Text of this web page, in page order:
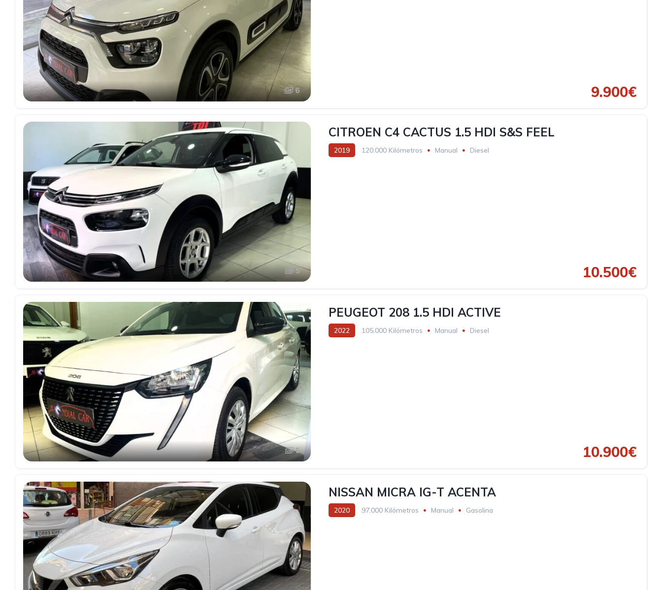
6 9.900€
5
CITROEN C4 CACTUS 1.5 HDI S&S FEEL
2019 120.000 Kilómetros Manual Diesel
10.500€
5
PEUGEOT 208 1.5 HDI ACTIVE
2022 105.000 Kilómetros Manual Diesel
10.900€
NISSAN MICRA IG-T ACENTA
2020 97.000 Kilómetros Manual Gasolina